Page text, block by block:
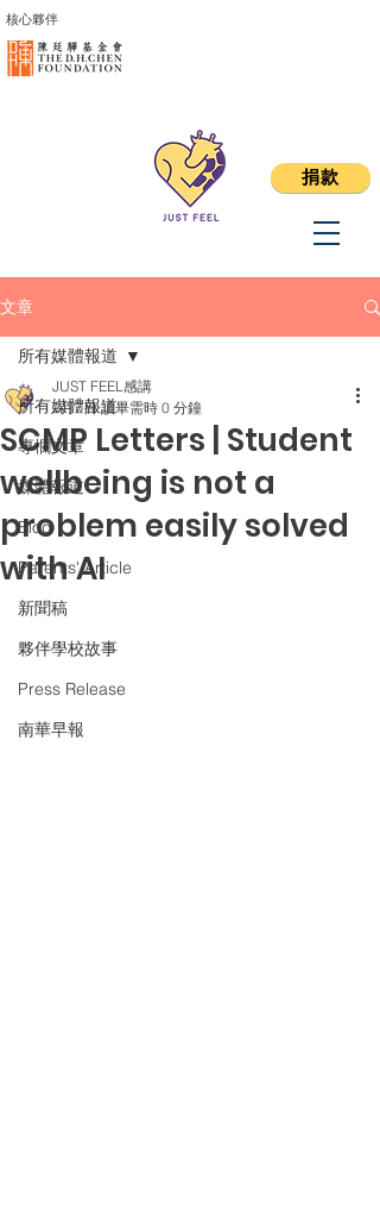
捐款
核心夥伴
文章
所有媒體報道
專欄文章
媒體報道
Blog
Parents' Article
新聞稿
夥伴學校故事
Press Release
南華早報
所有媒體報道
SCMP Letters | Student
wellbeing is not a
problem easily solved
with AI
JUST FEEL感講
2月7日 讀畢需時 0 分鐘